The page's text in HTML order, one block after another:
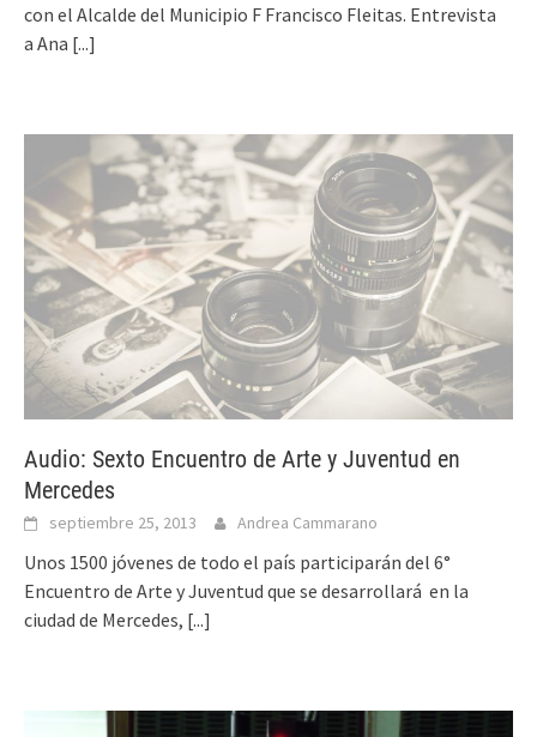
con el Alcalde del Municipio F Francisco Fleitas. Entrevista
a Ana [...]
Audio: Sexto Encuentro de Arte y Juventud en
Mercedes
septiembre 25, 2013 Andrea Cammarano
Unos 1500 jóvenes de todo el país participarán del 6°
Encuentro de Arte y Juventud que se desarrollará en la
ciudad de Mercedes, [...]